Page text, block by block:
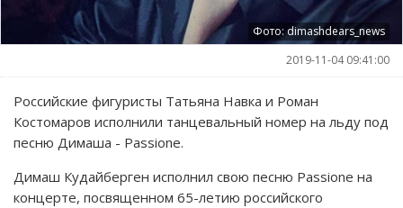
Фото: dimashdears_news
2019-11-04 09:41:00
Российские фигуристы Татьяна Навка и Роман
Костомаров исполнили танцевальный номер на льду под
песню Димаша - Passione.
Димаш Кудайберген исполнил свою песню Passione на
концерте, посвященном 65-летию российского